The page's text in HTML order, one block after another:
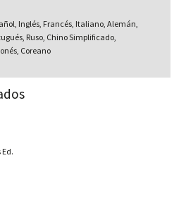
Inglés, Francés, Italiano, Alemán,
Ruso, Chino Simplificado,
Coreano